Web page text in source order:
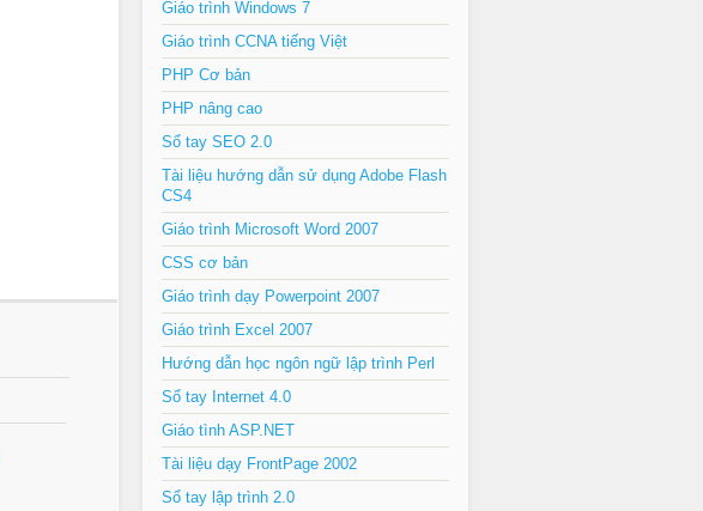
Giáo trình Windows 7
Giáo trình CCNA tiếng Việt
PHP Cơ bản
PHP nâng cao
Sổ tay SEO 2.0
Tài liệu hướng dẫn sử dụng Adobe Flash
CS4
Giáo trình Microsoft Word 2007
CSS cơ bản
Giáo trình dạy Powerpoint 2007
Giáo trình Excel 2007
Hướng dẫn học ngôn ngữ lập trình Perl
Sổ tay Internet 4.0
Giáo tình ASP.NET
Tài liệu dạy FrontPage 2002
Sổ tay lập trình 2.0